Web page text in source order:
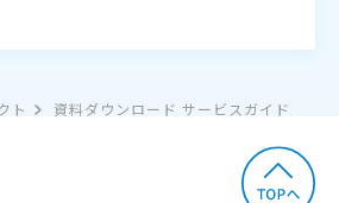
ト 資料ダウンロード サービスガイド